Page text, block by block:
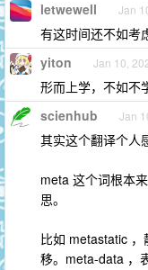
letwewell Jan
有这时间还不如考
yiton Jan 10,
形而上学，不如不
scienhub Jan
其实这个翻译个人
meta 这个词根本
思。
比如 metastatic
移。meta-data ，